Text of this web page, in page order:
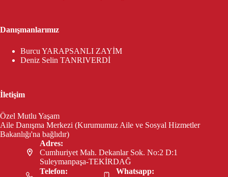
Danışmanlarımız
Burcu YARAPSANLI ZAYİM
Deniz Selin TANRIVERDİ
İletişim
Özel Mutlu Yaşam
Aile Danışma Merkezi (Kurumumuz Aile ve Sosyal Hizmetler
Bakanlığı'na bağlıdır)
Adres:
Cumhuriyet Mah. Dekanlar Sok. No:2 D:1
Suleymanpaşa-TEKİRDAĞ
Telefon:
Whatsapp: